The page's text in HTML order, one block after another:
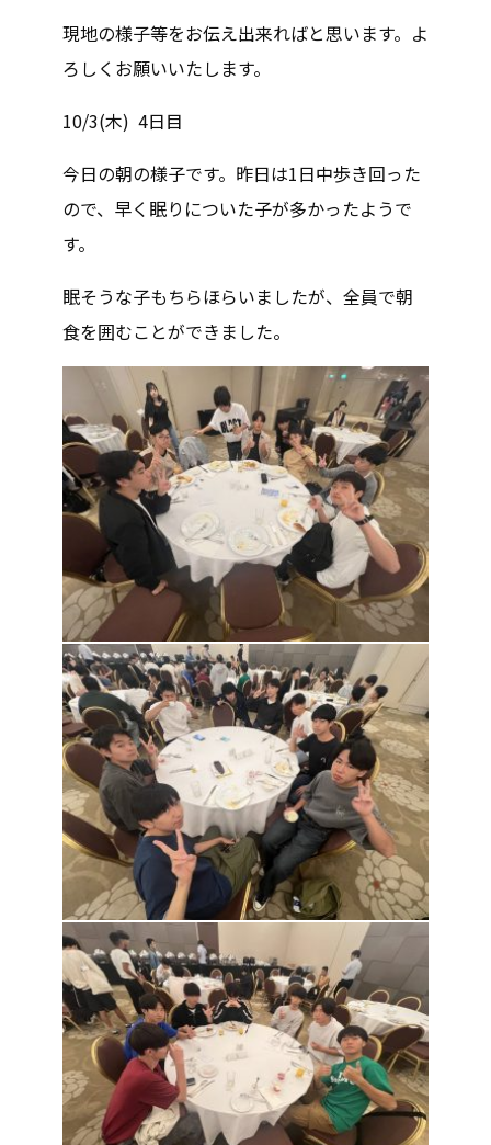
現地の様子等をお伝え出来ればと思います。よ
ろしくお願いいたします。
10/3(木) 4日目
今日の朝の様子です。昨日は1日中歩き回った
ので、早く眠りについた子が多かったようで
す。
眠そうな子もちらほらいましたが、全員で朝
食を囲むことができました。